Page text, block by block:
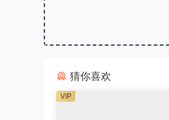
猜你喜欢
VIP